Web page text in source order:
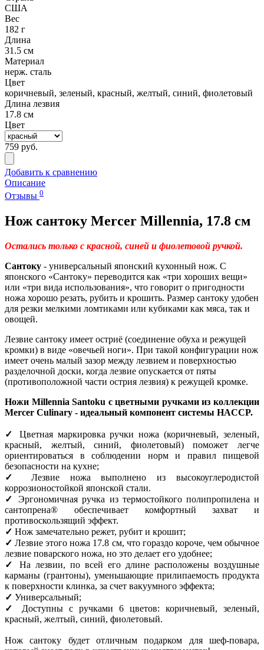
США
Вес
182 г
Длина
31.5 см
Материал
нерж. сталь
Цвет
коричневый, зеленый, красный, желтый, синий, фиолетовый
Длина лезвия
17.8 см
Цвет
759 руб.
Добавить к сравнению
Описание
Отзывы 0
Нож сантоку Mercer Millennia, 17.8 см
Остались только с красной, синей и фиолетовой ручкой.
Сантоку - универсальный японский кухонный нож. С
японского «Сантоку» переводится как «три хороших вещи»
или «три вида использования», что говорит о пригодности
ножа хорошо резать, рубить и крошить. Размер сантоку удобен
для резки мелкими ломтиками или кубиками как мяса, так и
овощей.
Лезвие сантоку имеет остриё (соединение обуха и режущей
кромки) в виде «овечьей ноги». При такой конфигурации нож
имеет очень малый зазор между лезвием и поверхностью
разделочной доски, когда лезвие опускается от пяты
(противоположной части острия лезвия) к режущей кромке.
Ножи Millennia Santoku с цветными ручками из коллекции
Mercer Culinary - идеальный компонент системы HACCP.
✓
Цветная маркировка ручки ножа (коричневый, зеленый,
красный, желтый, синий, фиолетовый) поможет легче
ориентироваться в соблюдении норм и правил пищевой
безопасности на кухне;
✓
Лезвие ножа выполнено из высокоуглеродистой
коррозионостойкой японской стали.
✓
Эргономичная ручка из термостойкого полипропилена и
сантопрена® обеспечивает комфортный захват и
противоскользящий эффект.
✓ Нож замечательно режет, рубит и крошит;
✓ Лезвие этого ножа 17.8 см, что гораздо короче, чем обычное
лезвие поварского ножа, но это делает его удобнее;
✓ На лезвии, по всей его длине расположены воздушные
карманы (грантоны), уменьшающие прилипаемость продукта
к поверхности клинка, за счет вакуумного эффекта;
✓ Универсальный;
✓
Доступны с ручками 6 цветов: коричневый, зеленый,
красный, желтый, синий, фиолетовый.
Нож сантоку будет отличным подарком для шеф-повара,